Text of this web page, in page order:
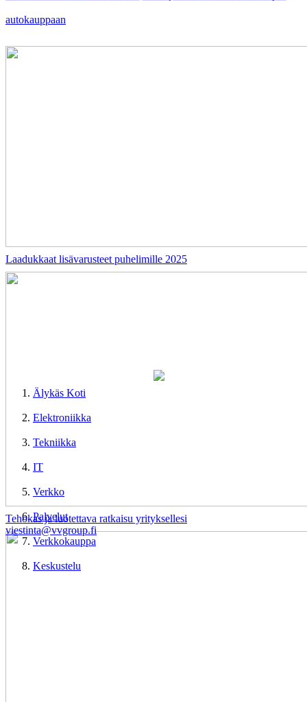
autokauppaan
Laadukkaat lisävarusteet puhelimille 2025
Tehokas ja luotettava ratkaisu yrityksellesi
Älykäs Koti
Elektroniikka
Tekniikka
IT
Verkko
Palvelut
Verkkokauppa
Keskustelu
viestinta@vvgroup.fi